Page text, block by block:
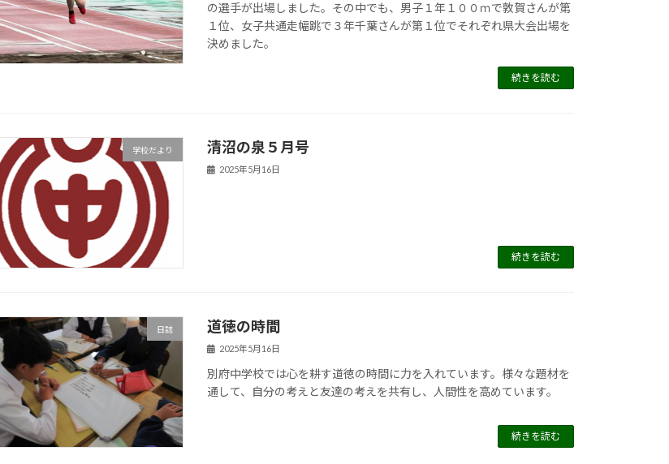
の選手が出場しました。その中でも、男子１年１００ｍで敦賀さんが第
１位、女子共通走幅跳で３年千葉さんが第１位でそれぞれ県大会出場を
決めました。
続きを読む
学校だより 清沼の泉５月号
2025年5月16日
続きを読む
日誌 道徳の時間
2025年5月16日
別府中学校では心を耕す道徳の時間に力を入れています。様々な題材を
通して、自分の考えと友達の考えを共有し、人間性を高めています。
続きを読む